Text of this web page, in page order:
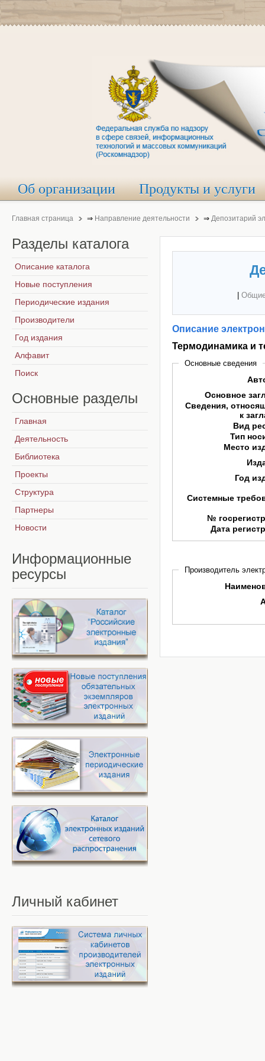
Об организации Продукты и услуги
Главная страница ⇒ Направление деятельности ⇒ Депозитарий
Описание
Термодинамика и
Основные сведения
Основное
Сведения,
к
Вид
Тип
Место
Год
Системные
№
Дата
Производитель
Разделы каталога
Описание каталога
Новые поступления
Периодические издания
Производители
Год издания
Алфавит
Поиск
Основные разделы
Главная
Деятельность
Библиотека
Проекты
Структура
Партнеры
Новости
Информационные
ресурсы
Личный кабинет